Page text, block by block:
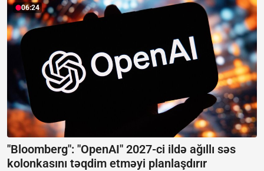
06:24
"Bloomberg": "OpenAI" 2027-ci ildə ağıllı səs
kolonkasını təqdim etməyi planlaşdırır